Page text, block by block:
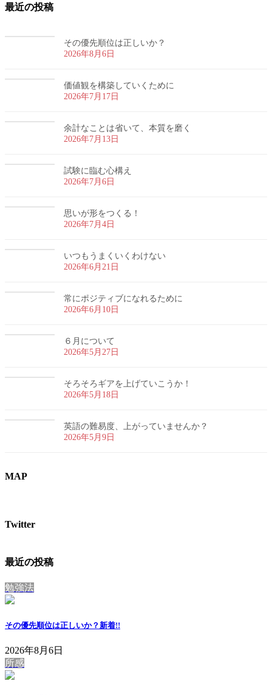
最近の投稿
その優先順位は正しいか？
2026年8月6日
価値観を構築していくために
2026年7月17日
余計なことは省いて、本質を磨く
2026年7月13日
試験に臨む心構え
2026年7月6日
思いが形をつくる！
2026年7月4日
いつもうまくいくわけない
2026年6月21日
常にポジティブになれるために
2026年6月10日
６月について
2026年5月27日
そろそろギアを上げていこうか！
2026年5月18日
英語の難易度、上がっていませんか？
2026年5月9日
MAP
Twitter
最近の投稿
勉強法
その優先順位は正しいか？ 新着!!
2026年8月6日
所感